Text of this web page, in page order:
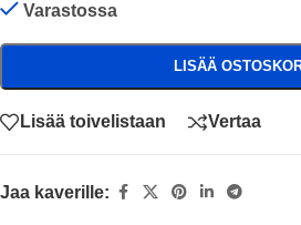
Varastossa
LISÄÄ
Lisää toivelistaan Vertaa
Jaa kaverille: